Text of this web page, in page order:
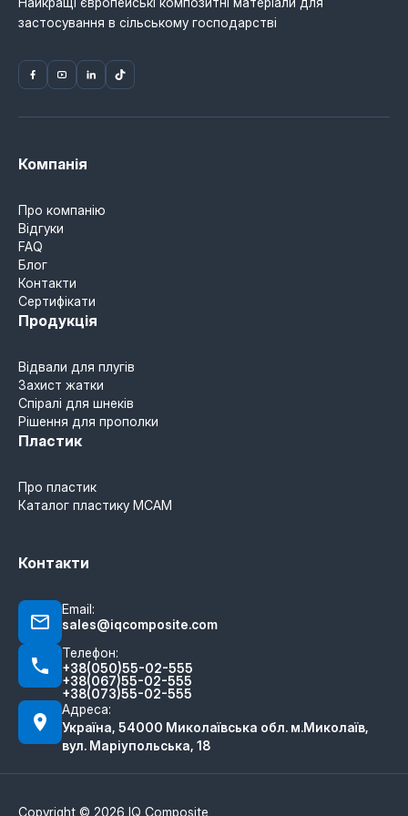
застосування в сільському господарстві
Компанія
Про компанію
Відгуки
FAQ
Блог
Контакти
Сертифікати
Продукція
Відвали для плугів
Захист жатки
Спіралі для шнеків
Рішення для прополки
Пластик
Про пластик
Каталог пластику MCAM
Контакти
Email:
sales@iqcomposite.com
Телефон:
+38(050)55-02-555
+38(067)55-02-555
+38(073)55-02-555
Адреса:
Україна, 54000 Миколаївська обл. м.Миколаїв,
вул. Маріупольська, 18
Copyright © 2026 IQ Composite